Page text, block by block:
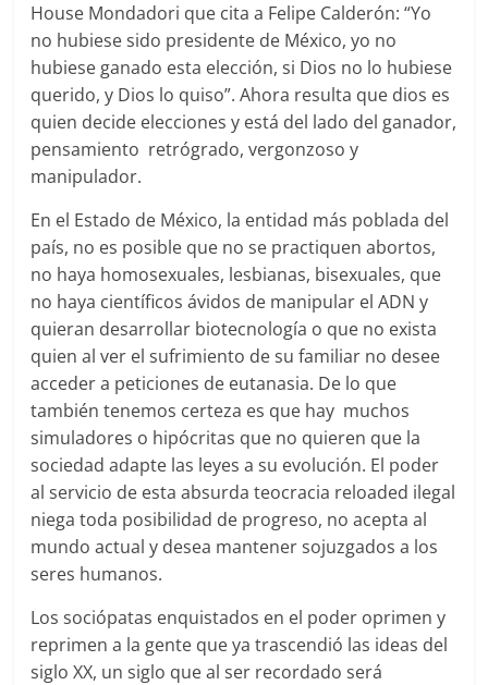
House Mondadori que cita a Felipe Calderón: “Yo
no hubiese sido presidente de México, yo no
hubiese ganado esta elección, si Dios no lo hubiese
querido, y Dios lo quiso”. Ahora resulta que dios es
quien decide elecciones y está del lado del ganador,
pensamiento retrógrado, vergonzoso y
manipulador.
En el Estado de México, la entidad más poblada del
país, no es posible que no se practiquen abortos,
no haya homosexuales, lesbianas, bisexuales, que
no haya científicos ávidos de manipular el ADN y
quieran desarrollar biotecnología o que no exista
quien al ver el sufrimiento de su familiar no desee
acceder a peticiones de eutanasia. De lo que
también tenemos certeza es que hay muchos
simuladores o hipócritas que no quieren que la
sociedad adapte las leyes a su evolución. El poder
al servicio de esta absurda teocracia reloaded ilegal
niega toda posibilidad de progreso, no acepta al
mundo actual y desea mantener sojuzgados a los
seres humanos.
Los sociópatas enquistados en el poder oprimen y
reprimen a la gente que ya trascendió las ideas del
siglo XX, un siglo que al ser recordado será